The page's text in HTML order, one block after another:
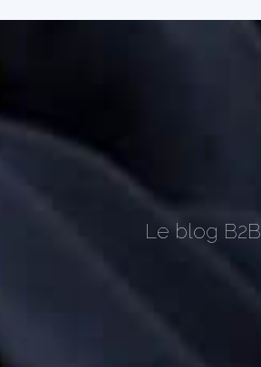
Le blog B2B